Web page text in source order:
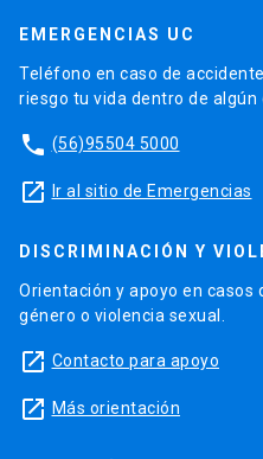
EMERGENCIAS UC
Teléfono en caso de
riesgo tu vida dentro de algún
phone (56)95504 5000
launch Ir al sitio de Emergencias
DISCRIMINACIÓN Y
Orientación y apoyo en casos
género o violencia sexual.
launch Contacto para apoyo
launch Más orientación